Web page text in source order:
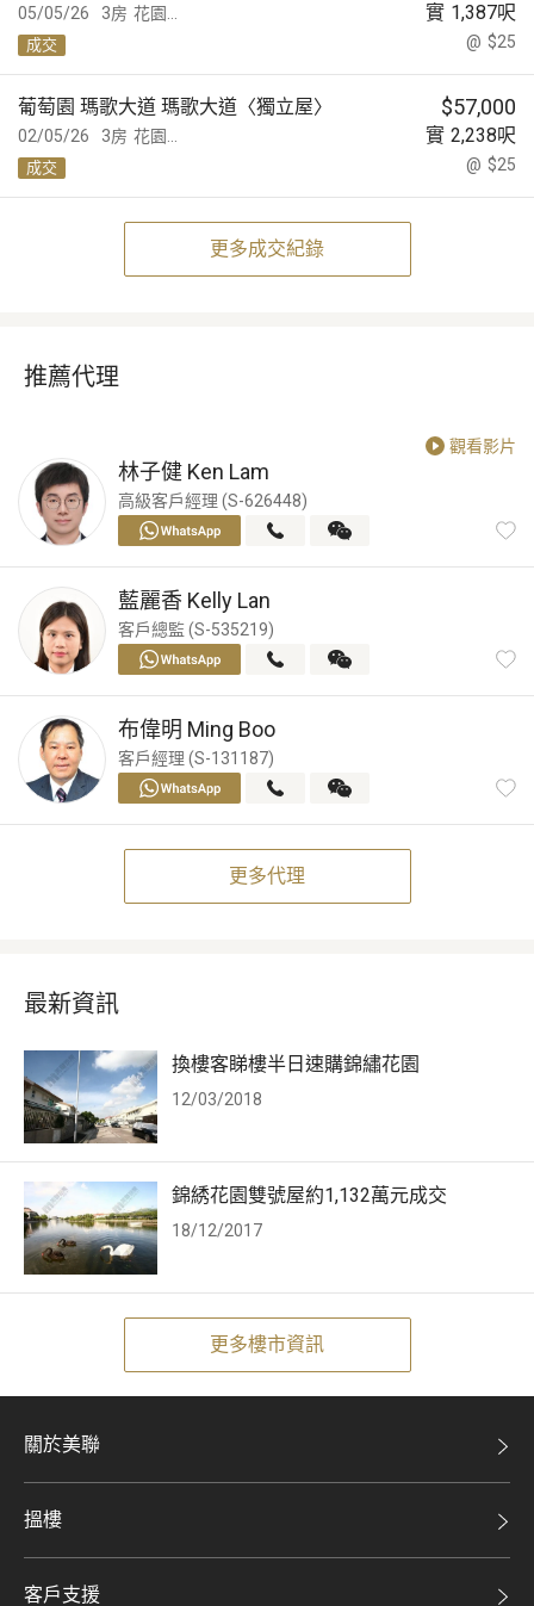
05/05/26 花園... 實 1,387呎
3房
@ $25
成交
02/05/26
葡萄園 瑪歌大道 瑪歌大道〈獨立屋〉 $57,000
花園... 實 2,238呎
3房
@ $25
成交
更多成交紀錄
推薦代理
觀看影片
林子健 Ken Lam
高級客戶經理 (S-626448)
藍麗香 Kelly Lan
客戶總監 (S-535219)
布偉明 Ming Boo
客戶經理 (S-131187)
更多代理
最新資訊
更多樓市資訊
換樓客睇樓半日速購錦繡花園
12/03/2018
錦綉花園雙號屋約1,132萬元成交
18/12/2017
關於美聯
美聯集團
集團動態
搵樓
二手盤
客戶支援